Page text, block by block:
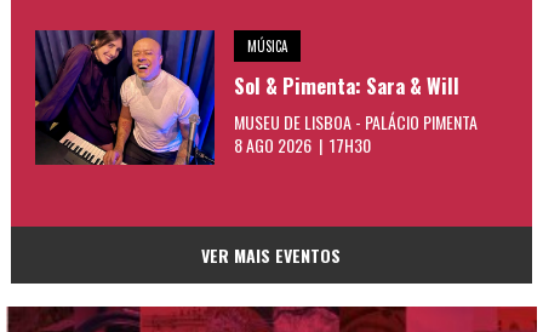
MÚSICA
Sol & Pimenta: Sara & Will
MUSEU DE LISBOA - PALÁCIO PIMENTA
8 AGO 2026 | 17H30
VER MAIS EVENTOS